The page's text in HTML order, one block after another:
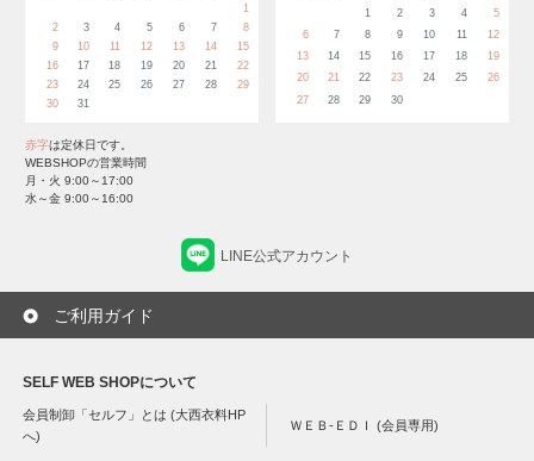
1
2
3 4 5 6 7
8
9
10 11 12 13 14
15
16
17 18 19 20 21
22
23
24 25 26 27 28
29
30
31
1
2 3 4
5
6
7 8 9 10 11
12
13
14 15 16 17 18
19
20
21 22 23 24 25
26
27
28 29 30
赤字は定休日です。
WEBSHOPの営業時間
月・火 9:00～17:00
水～金 9:00～16:00
LINE公式アカウント
ご利用ガイド
SELF WEB SHOPについて
会員制卸「セルフ」とは (大西衣料HP
へ)
ＷＥＢ-ＥＤＩ (会員専用)